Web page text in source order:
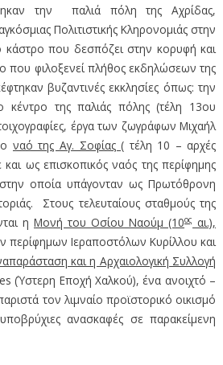
την παλιά πόλη της Αχρίδας,
Πολιτιστικής Κληρονομιάς στην
κάστρο που δεσπόζει στην κορυφή και
που φιλοξενεί πλήθος εκδηλώσεων της
βυζαντινές εκκλησίες όπως: την
κέντρο της παλιάς πόλης (τέλη 13ου
έργα των ζωγράφων Μιχαήλ
ναό της Αγ. Σοφίας( τέλη 10 – αρχές
ως επισκοπικός ναός της περίφημης
στην οποία υπάγονταν ως Πρωτόθρονη
Στους τελευταίους σταθμούς της
η Μονή του Οσίου Ναούμ (10ος αι.),
περίφημων Ιεραποστόλων Κυρίλλου και
και η Αρχαιολογική Συλλογή
(Ύστερη Εποχή Χαλκού), ένα ανοιχτό –
τον λιμναίο προϊστορικό οικισμό
ανασκαφές σε παρακείμενη